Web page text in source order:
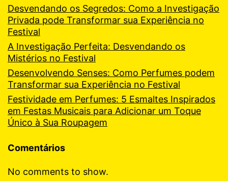
Desvendando os Segredos: Como a Investigação
Privada pode Transformar sua Experiência no
Festival
A Investigação Perfeita: Desvendando os
Mistérios no Festival
Desenvolvendo Senses: Como Perfumes podem
Transformar sua Experiência no Festival
Festividade em Perfumes: 5 Esmaltes Inspirados
em Festas Musicais para Adicionar um Toque
Único à Sua Roupagem
Comentários
No comments to show.